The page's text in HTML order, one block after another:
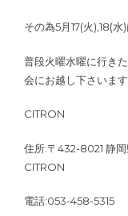
その為5月17(火),18(水
普段火曜水曜に行き
会にお越し下さいます
CITRON
住所:〒432-8021 静
CITRON
電話:053-458-5315